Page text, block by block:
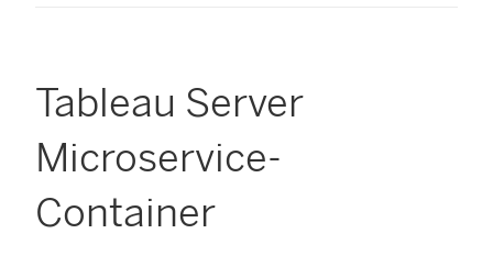
Tableau Server
Microservice-
Container